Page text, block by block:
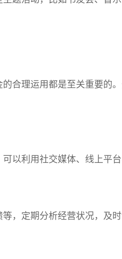
合理运用都是至关重要的
以利用社交媒体、线上平
，定期分析经营状况，及